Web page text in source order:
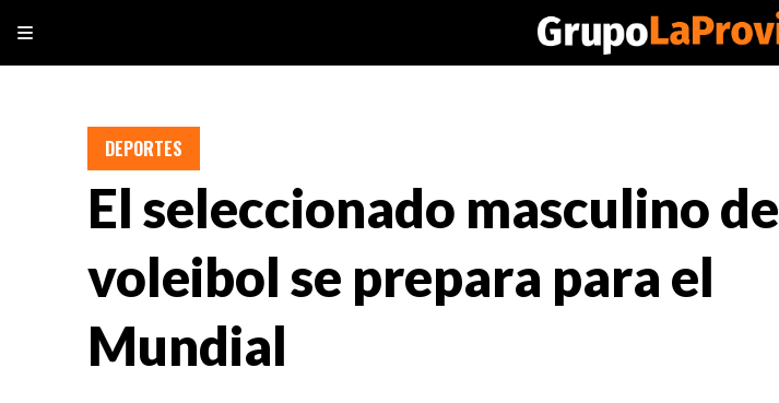
El seleccionado masculino de
voleibol se prepara para el
Mundial
DEPORTES